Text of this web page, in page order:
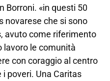
Borroni. «in questi 50
novarese che si sono
avuto come riferimento
lavoro le comunità
con coraggio al centro
poveri. Una Caritas